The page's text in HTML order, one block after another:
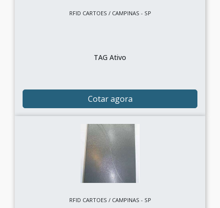
RFID CARTOES / CAMPINAS - SP
TAG Ativo
Cotar agora
RFID CARTOES / CAMPINAS - SP